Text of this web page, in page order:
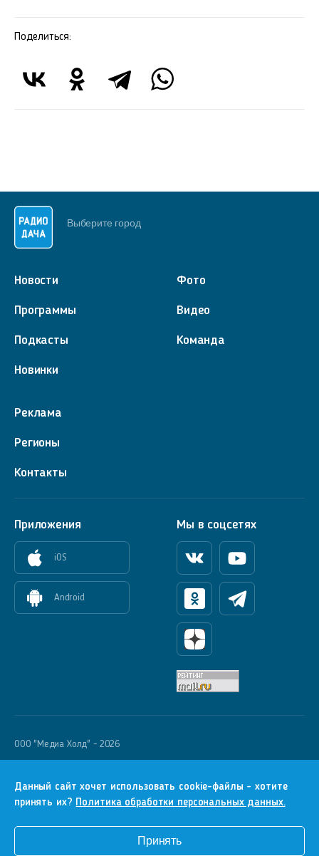
Поделиться:
Выберите город
Новости
Программы
Подкасты
Новинки
Фото
Видео
Команда
Реклама
Регионы
Контакты
Приложения
iOS
Android
Мы в соцсетях
ВконтактеYoutube
ОдноклассникиТелеграм
Яндекс Дзен
OOO "Медиа Холд" - 2026
16+
Информация для правообладателей
Условия
Конфиденциальность
Данный сайт хочет использовать cookie-файлы - хотите
принять их? Политика обработки персональных данных.
Принять